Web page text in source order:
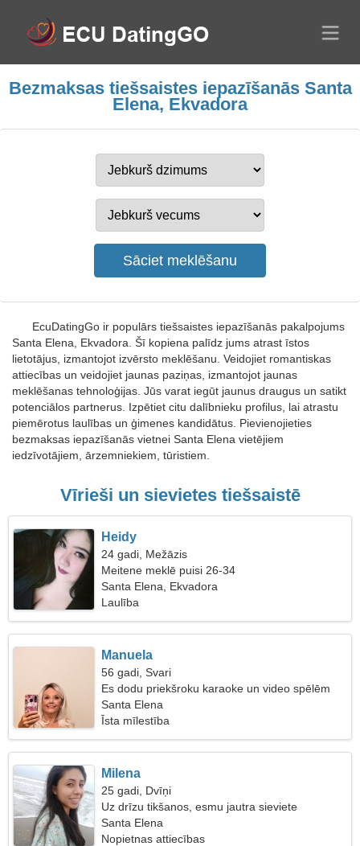
Bezmaksas tiešsaistes iepazīšanās Santa
Elena, Ekvadora
EcuDatingGo ir populārs tiešsaistes iepazīšanās pakalpojums
Santa Elena, Ekvadora. Šī kopiena palīdz jums atrast īstos
lietotājus, izmantojot izvērsto meklēšanu. Veidojiet romantiskas
attiecības un veidojiet jaunas paziņas, izmantojot jaunas
meklēšanas tehnoloģijas. Jūs varat iegūt jaunus draugus un satikt
potenciālos partnerus. Izpētiet citu dalībnieku profilus, lai atrastu
piemērotus laulības un ģimenes kandidātus. Pievienojieties
bezmaksas iepazīšanās vietnei Santa Elena vietējiem
iedzīvotājiem, ārzemniekiem, tūristiem.
Vīrieši un sievietes tiešsaistē
Heidy
24 gadi, Mežāzis
Meitene meklē puisi 26-34
Santa Elena, Ekvadora
Laulība
Manuela
56 gadi, Svari
Es dodu priekšroku karaoke un video spēlēm
Santa Elena
Īsta mīlestība
Milena
25 gadi, Dvīņi
Uz drīzu tikšanos, esmu jautra sieviete
Santa Elena
Nopietnas attiecības